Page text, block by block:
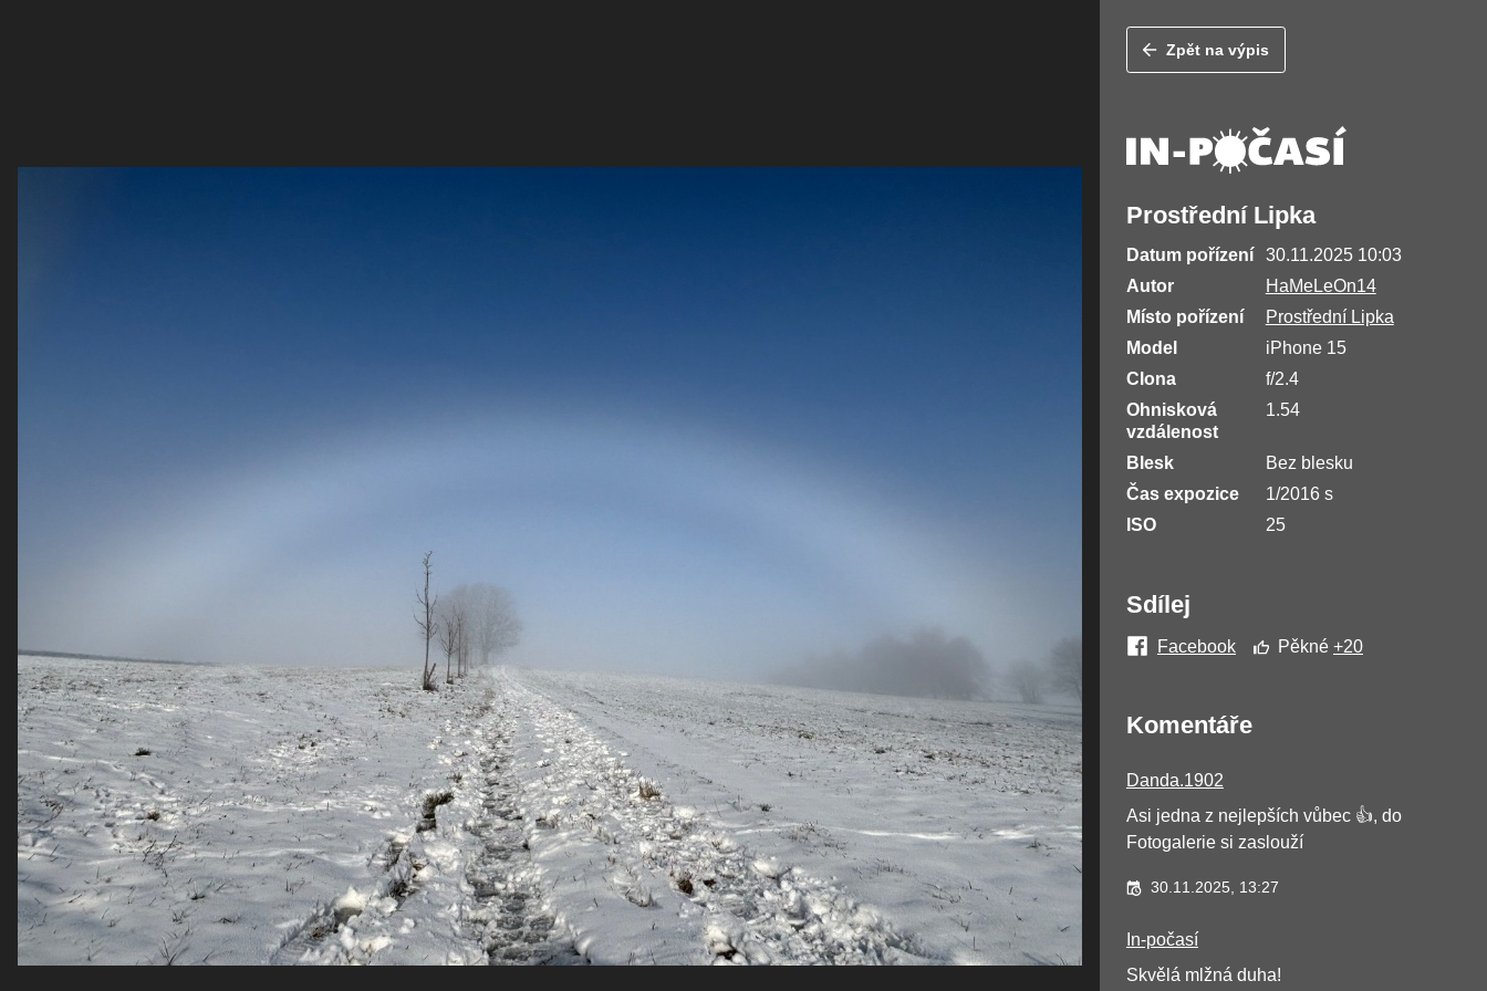
Zpět na výpis
Prostřední Lipka
Datum pořízení
30.11.2025 10:03
Autor
HaMeLeOn14
Místo pořízení
Prostřední Lipka
Model
iPhone 15
Clona
f/2.4
Ohnisková
vzdálenost
1.54
Blesk
Bez blesku
Čas expozice
1/2016 s
ISO
25
Sdílej
Facebook Pěkné +20
Komentáře
Danda.1902
Asi jedna z nejlepších vůbec 👍, do
Fotogalerie si zaslouží
30.11.2025, 13:27
In-počasí
Skvělá mlžná duha!